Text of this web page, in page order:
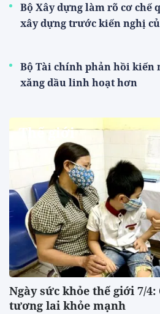
Bộ Xây dựng làm rõ cơ chế
xây dựng trước kiến nghị
Bộ Tài chính phản hồi kiến
xăng dầu linh hoạt hơn
Thế giới
Ngày sức khỏe thế giới 7/
tương lai khỏe mạnh